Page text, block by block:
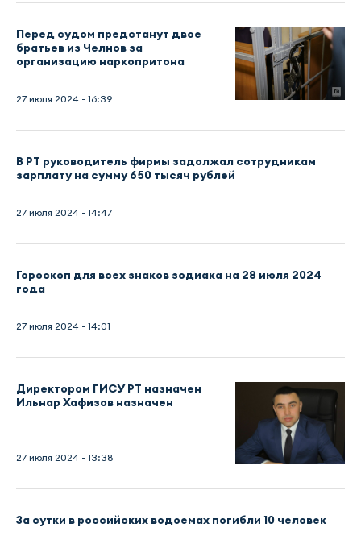
Перед судом предстанут двое
братьев из Челнов за
организацию наркопритона
27 июля 2024 - 16:39
В РТ руководитель фирмы задолжал сотрудникам
зарплату на сумму 650 тысяч рублей
27 июля 2024 - 14:47
Гороскоп для всех знаков зодиака на 28 июля 2024
года
27 июля 2024 - 14:01
Директором ГИСУ РТ назначен
Ильнар Хафизов назначен
27 июля 2024 - 13:38
За сутки в российских водоемах погибли 10 человек